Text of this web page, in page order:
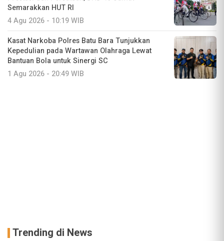
Semarakkan HUT RI
4 Agu 2026 - 10:19 WIB
Kasat Narkoba Polres Batu Bara Tunjukkan
Kepedulian pada Wartawan Olahraga Lewat
Bantuan Bola untuk Sinergi SC
1 Agu 2026 - 20:49 WIB
Trending di News